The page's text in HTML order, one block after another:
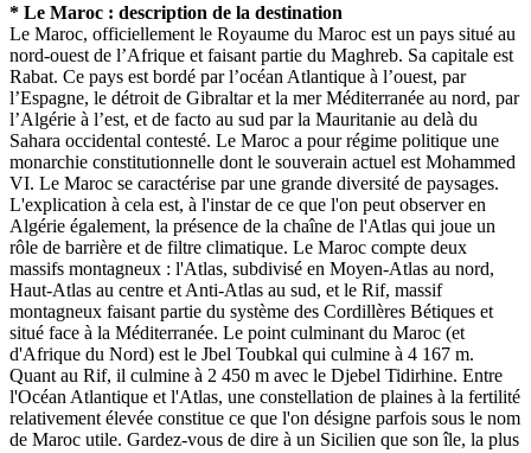
* Le Maroc : description de la destination
Le Maroc, officiellement le Royaume du Maroc est un pays situé au
nord-ouest de l’Afrique et faisant partie du Maghreb. Sa capitale est
Rabat. Ce pays est bordé par l’océan Atlantique à l’ouest, par
l’Espagne, le détroit de Gibraltar et la mer Méditerranée au nord, par
l’Algérie à l’est, et de facto au sud par la Mauritanie au delà du
Sahara occidental contesté. Le Maroc a pour régime politique une
monarchie constitutionnelle dont le souverain actuel est Mohammed
VI. Le Maroc se caractérise par une grande diversité de paysages.
L'explication à cela est, à l'instar de ce que l'on peut observer en
Algérie également, la présence de la chaîne de l'Atlas qui joue un
rôle de barrière et de filtre climatique. Le Maroc compte deux
massifs montagneux : l'Atlas, subdivisé en Moyen-Atlas au nord,
Haut-Atlas au centre et Anti-Atlas au sud, et le Rif, massif
montagneux faisant partie du système des Cordillères Bétiques et
situé face à la Méditerranée. Le point culminant du Maroc (et
d'Afrique du Nord) est le Jbel Toubkal qui culmine à 4 167 m.
Quant au Rif, il culmine à 2 450 m avec le Djebel Tidirhine. Entre
l'Océan Atlantique et l'Atlas, une constellation de plaines à la fertilité
relativement élevée constitue ce que l'on désigne parfois sous le nom
de Maroc utile. Gardez-vous de dire à un Sicilien que son île, la plus